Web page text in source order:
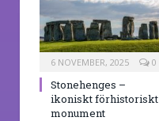
6 NOVEMBER, 2025 0
Stonehenges –
ikoniskt förhistoriskt
monument